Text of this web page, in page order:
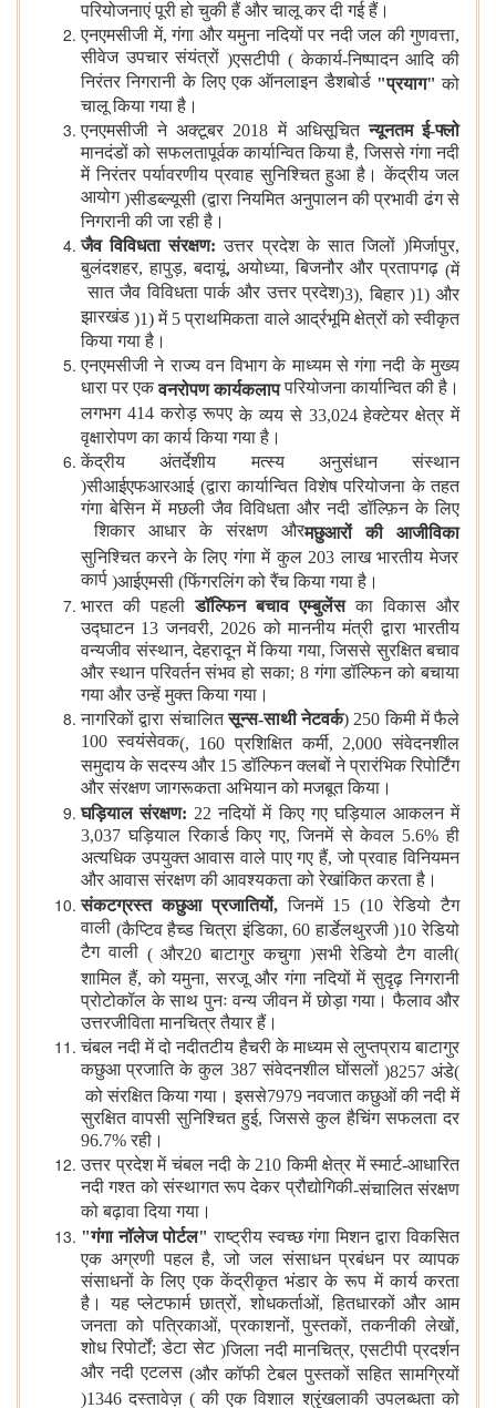
परियोजनाएं पूरी हो चुकी हैं और चालू कर दी गई हैं।
एनएमसीजी में, गंगा और यमुना नदियों पर नदी जल की गुणवत्ता,
सीवेज उपचार संयंत्रों(एसटीपी ) केकार्य-निष्‍पादन आदि की
निरंतर निगरानी के लिए एक ऑनलाइन डैशबोर्ड "प्रयाग" को
चालू किया गया है।
एनएमसीजी ने अक्टूबर 2018 में अधिसूचितन्‍यूनतम ई-फ्लो
मानदंडों को सफलतापूर्वक कार्यान्वित किया है, जिससे गंगा नदी
में निरंतर पर्यावरणीय प्रवाह सुनिश्चित हुआ है। केंद्रीय जल
आयोग(सीडब्ल्यूसी )द्वारा नियमित अनुपालन की प्रभावी ढंग से
निगरानी की जा रही है।
जैव विविधता संरक्षण: उत्तर प्रदेश के सात जिलों (मिर्जापुर,
बुलंदशहर, हापुड़, बदायूं, अयोध्या, बिजनौर और प्रतापगढ़ )में
सात जैव विविधता पार्क और उत्तर प्रदेश(3), बिहार(1) और
झारखंड(1) में 5 प्राथमिकता वाले आर्द्रभूमि क्षेत्रों को स्वीकृत
किया गया है।
एनएमसीजी ने राज्य वन विभाग के माध्यम से गंगा नदी के मुख्य
धारा पर एकवनरोपण कार्यकलाप परियोजना कार्यान्वित की है।
लगभग 414 करोड़ रूपए के व्यय से 33,024 हेक्टेयर क्षेत्र में
वृक्षारोपण का कार्य किया गया है।
केंद्रीय अंतर्देशीय मत्स्य अनुसंधान संस्थान
(सीआईएफआरआई)द्वारा कार्यान्वित विशेष परियोजना के तहत
गंगा बेसिन में मछली जैव विविधता और नदी डॉल्फ़िन के लिए
शिकार आधार के संरक्षण औरमछुआरों की आजीविका
सुनिश्चित करने के लिए गंगा में कुल 203 लाख भारतीय मेजर
कार्प (आईएमसी )फिंगरलिंग को रैंच किया गया है।
भारत की पहलीडॉल्फिन बचाव एम्बुलेंसका विकास और
उद्घाटन 13 जनवरी, 2026 को माननीय मंत्री द्वारा भारतीय
वन्यजीव संस्थान, देहरादून में किया गया, जिससे सुरक्षित बचाव
और स्थान परिवर्तन संभव हो सका; 8 गंगा डॉल्फिन को बचाया
गया और उन्हें मुक्त किया गया।
नागरिकों द्वारा संचालितसून्स-साथी नेटवर्क(250 किमी में फैले
100 स्वयंसेवक), 160 प्रशिक्षित कर्मी, 2,000 संवेदनशील
समुदाय के सदस्य और 15 डॉल्फिन क्लबों ने प्रारंभिक रिपोर्टिंग
और संरक्षण जागरूकता अभियान को मजबूत किया।
घड़ियाल संरक्षण: 22 नदियों में किए गए घड़ियाल आकलन में
3,037 घड़ियाल रिकार्ड किए गए, जिनमें से केवल 5.6% ही
अत्यधिक उपयुक्त आवास वाले पाए गए हैं, जो प्रवाह विनियमन
और आवास संरक्षण की आवश्यकता को रेखांकित करता है।
संकटग्रस्त कछुआ प्रजातियों, जिनमें 15 (10 रेडियो टैग
वाली )कैप्‍टिव हैच्‍ड चित्रा इंडिका, 60 हार्डेलथुरजी(10 रेडियो
टैग वाली) और20 बाटागुर कचुगा (सभी रेडियो टैग वाली)
शामिल हैं, को यमुना, सरजू और गंगा नदियों में सुदृढ़ निगरानी
प्रोटोकॉल के साथ पुनः वन्य जीवन में छोड़ा गया। फैलाव और
उत्तरजीविता मानचित्र तैयार हैं।
चंबल नदी में दो नदीतटीय हैचरी के माध्यम से लुप्तप्राय बाटागुर
कछुआ प्रजाति के कुल 387 संवेदनशील घोंसलों (8257 अंडे)
को संरक्षित किया गया। इससे7979 नवजात कछुओं की नदी में
सुरक्षित वापसी सुनिश्चित हुई, जिससे कुल हैचिंग सफलता दर
96.7% रही।
उत्तर प्रदेश में चंबल नदी के 210 किमी क्षेत्र में स्मार्ट-आधारित
नदी गश्त को संस्थागत रूप देकर प्रौद्योगिकी-संचालित संरक्षण
को बढ़ावा दिया गया।
"गंगा नॉलेज पोर्टल" राष्ट्रीय स्वच्छ गंगा मिशन द्वारा विकसित
एक अग्रणी पहल है, जो जल संसाधन प्रबंधन पर व्यापक
संसाधनों के लिए एक केंद्रीकृत भंडार के रूप में कार्य करता
है। यह प्‍लेटफार्म छात्रों, शोधकर्ताओं, हितधारकों और आम
जनता को पत्रिकाओं, प्रकाशनों, पुस्तकों, तकनीकी लेखों,
शोध रिपोर्टों; डेटा सेट (जिला नदी मानचित्र, एसटीपी प्रदर्शन
और नदी एटलस )और कॉफी टेबल पुस्तकों सहित सामग्रियों
(1346 दस्तावेज़) की एक विशाल श्रृंखलाकी उपलब्‍धता को